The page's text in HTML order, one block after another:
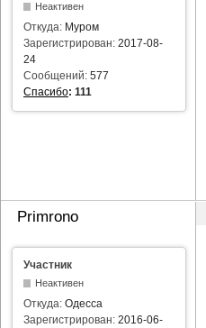
Неактивен
Откуда: Муром
Зарегистрирован: 2017-08-
24
Сообщений: 577
Спасибо: 111
Primrono
Участник
Неактивен
Откуда: Одесса
Зарегистрирован: 2016-06-